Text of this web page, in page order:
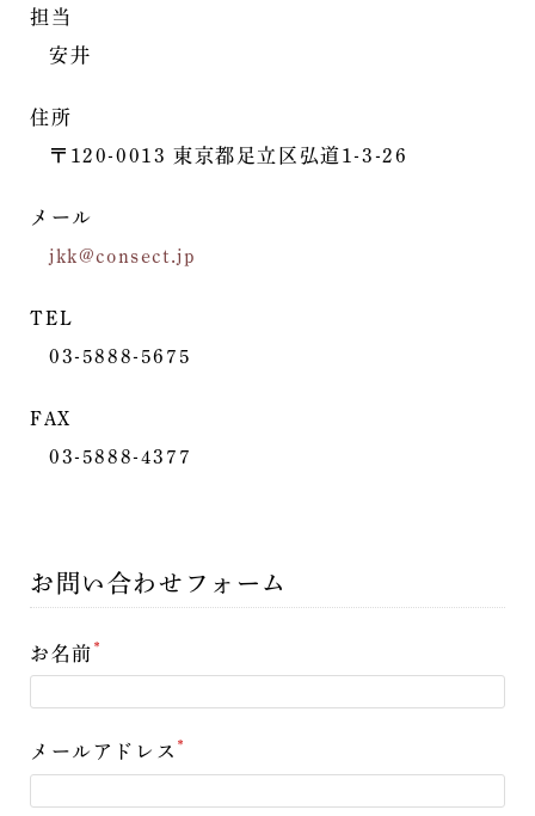
担当
安井
住所
〒120-0013 東京都足立区弘道1-3-26
メール
jkk@consect.jp
TEL
03-5888-5675
FAX
03-5888-4377
お問い合わせフォーム
お名前 *
メールアドレス *